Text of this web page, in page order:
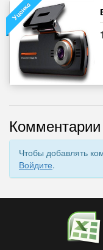
Комментарии
Чтобы добавлять
Войдите.